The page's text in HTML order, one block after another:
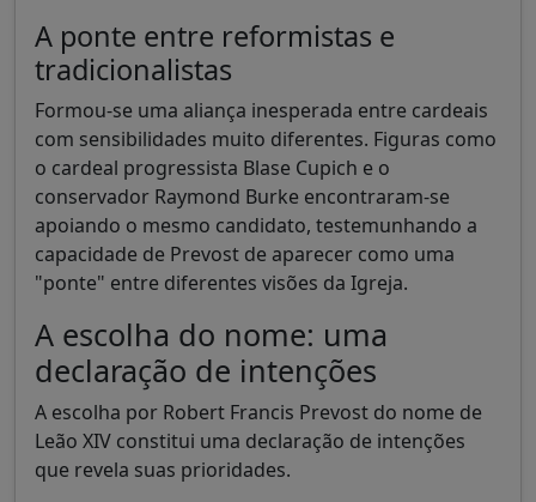
A ponte entre reformistas e
tradicionalistas
Formou-se uma aliança inesperada entre cardeais
com sensibilidades muito diferentes. Figuras como
o cardeal progressista Blase Cupich e o
conservador Raymond Burke encontraram-se
apoiando o mesmo candidato, testemunhando a
capacidade de Prevost de aparecer como uma
"ponte" entre diferentes visões da Igreja.
A escolha do nome: uma
declaração de intenções
A escolha por Robert Francis Prevost do nome de
Leão XIV constitui uma declaração de intenções
que revela suas prioridades.